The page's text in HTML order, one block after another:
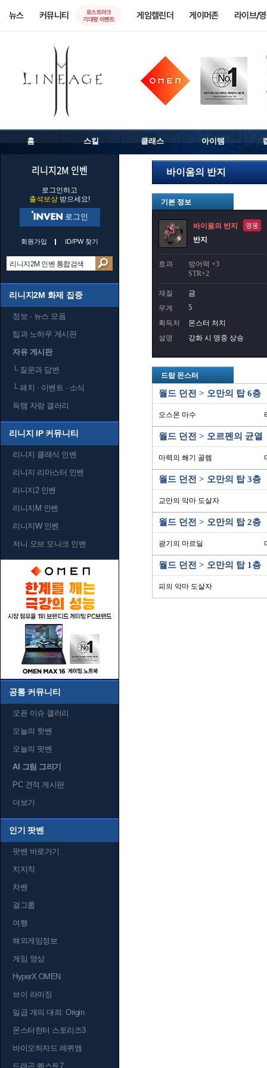
뉴스 커뮤니티
로스트아크
기대평 이벤트
게임캘린더 게이머존 라이브/
홈 스킬 클래스 아이템
리니지2M 인벤
로그인하고
출석보상 받으세요!
로그인
회원가입 ID/PW 찾기
리니지2M 화제 집중
정보 · 뉴스 모음
팁과 노하우 게시판
자유 게시판
└질문과 답변
└패치 · 이벤트 · 소식
득템 자랑 갤러리
리니지 IP 커뮤니티
리니지 클래식 인벤
리니지 리마스터 인벤
리니지2 인벤
리니지M 인벤
리니지W 인벤
저니 오브 모나크 인벤
공통 커뮤니티
오픈 이슈 갤러리
오늘의 핫벤
오늘의 팟벤
AI 그림 그리기
PC 견적 게시판
더보기
인기 팟벤
팟벤 바로가기
치지직
차벤
걸그룹
여행
해외게임정보
게임 영상
HyperX OMEN
브이 라이징
일곱 개의 대죄: Origin
몬스터헌터 스토리즈3
바이오하자드 레퀴엠
드래곤 퀘스트7
바이움의 반지
기본 정보
바이움의 반지 영웅
반지
효과
방어력 +3
STR+2
재질
금
무게
5
획득처
몬스터 처치
설명
강화 시 명중 상승
드랍 몬스터
월드 던전 > 오만의 탑 6층
오스몬 마수
월드 던전 > 오르펜의 균열
마력의 쐐기 골렘
월드 던전 > 오만의 탑 3층
교만의 악마 도살자
월드 던전 > 오만의 탑 2층
광기의 마르딜
월드 던전 > 오만의 탑 1층
피의 악마 도살자